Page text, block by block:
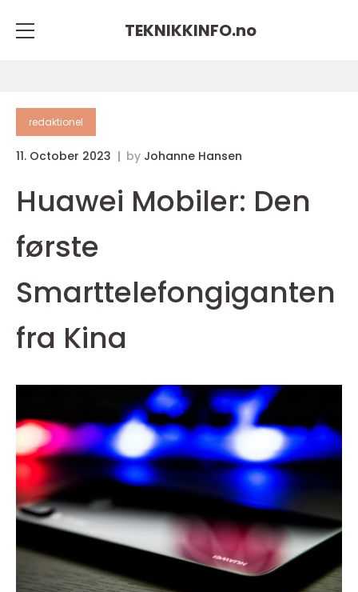
TEKNIKKINFO.no
redaktionel
11. October 2023 by Johanne Hansen
Huawei Mobiler: Den
første
Smarttelefongiganten
fra Kina